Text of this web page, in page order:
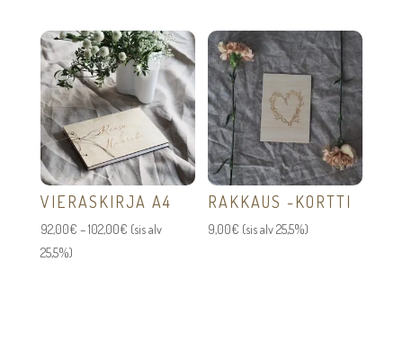
VIERASKIRJA A4
92,00€ –102,00€Hintaluokka:
(sis alv
25,5%)
RAKKAUS -KORTTI
9,00€ (sis alv 25,5%)